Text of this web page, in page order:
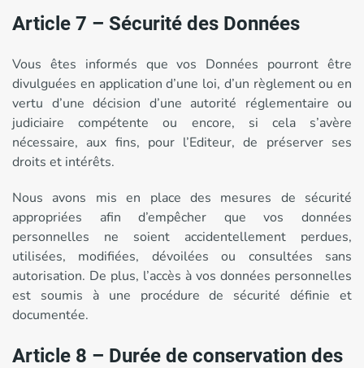
Article 7 – Sécurité des Données
Vous êtes informés que vos Données pourront être
divulguées en application d’une loi, d’un règlement ou en
vertu d’une décision d’une autorité réglementaire ou
judiciaire compétente ou encore, si cela s’avère
nécessaire, aux fins, pour l’Editeur, de préserver ses
droits et intérêts.
Nous avons mis en place des mesures de sécurité
appropriées afin d’empêcher que vos données
personnelles ne soient accidentellement perdues,
utilisées, modifiées, dévoilées ou consultées sans
autorisation. De plus, l’accès à vos données personnelles
est soumis à une procédure de sécurité définie et
documentée.
Article 8 – Durée de conservation des